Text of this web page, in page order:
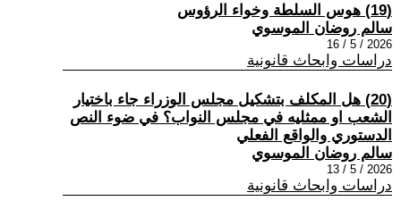
(19) هوس السلطة وخواء الرؤوس
سالم روضان الموسوي
2026 / 5 / 16
دراسات وابحاث قانونية
(20) هل المكلف بتشكيل مجلس الوزراء جاء باختيار
الشعب او ممثليه في مجلس النواب؟ في ضوء النص
الدستوري والواقع الفعلي
سالم روضان الموسوي
2026 / 5 / 13
دراسات وابحاث قانونية